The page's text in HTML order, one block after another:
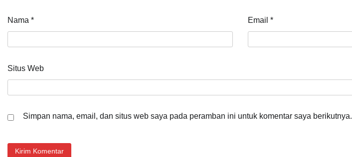
Nama * Email*
Situs Web
Simpan nama, email, dan situs web saya pada peramban ini untuk komentar saya berikutnya.